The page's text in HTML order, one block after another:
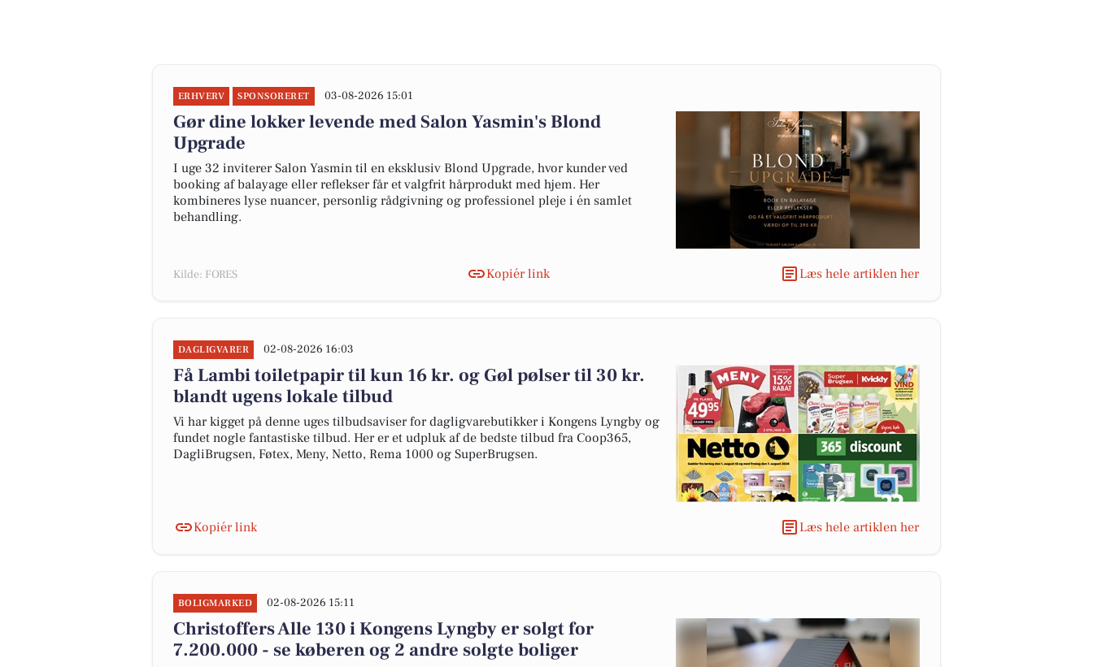
ERHVERV SPONSORERET 03-08-2026 15:01
Gør dine lokker levende med Salon Yasmin's Blond
Upgrade
I uge 32 inviterer Salon Yasmin til en eksklusiv Blond Upgrade, hvor kunder ved
booking af balayage eller reflekser får et valgfrit hårprodukt med hjem. Her
kombineres lyse nuancer, personlig rådgivning og professionel pleje i én samlet
behandling.
Kilde: FORES Kopiér link Læs hele artiklen her
DAGLIGVARER 02-08-2026 16:03
Få Lambi toiletpapir til kun 16 kr. og Gøl pølser til 30 kr.
blandt ugens lokale tilbud
Vi har kigget på denne uges tilbudsaviser for dagligvarebutikker i Kongens Lyngby og
fundet nogle fantastiske tilbud. Her er et udpluk af de bedste tilbud fra Coop365,
DagliBrugsen, Føtex, Meny, Netto, Rema 1000 og SuperBrugsen.
Kopiér link Læs hele artiklen her
BOLIGMARKED 02-08-2026 15:11
Christoffers Alle 130 i Kongens Lyngby er solgt for
7.200.000 - se køberen og 2 andre solgte boliger